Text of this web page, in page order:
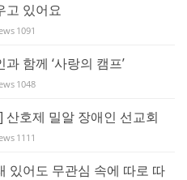
고 있어요
1091
함께 ‘사랑의 캠프’
1048
호제 밀알 장애인 선교회
1111
있어도 무관심 속에 따로 따